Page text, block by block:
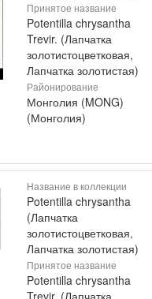
Принятое название
Potentilla chrysantha
Trevir. (Лапчатка
золотистоцветковая,
Лапчатка золотистая)
Районирование
Монголия (MONG)
(Монголия)
Название в коллекции
Potentilla chrysantha
(Лапчатка
золотистоцветковая,
Лапчатка золотистая)
Принятое название
Potentilla chrysantha
Trevir. (Лапчатка